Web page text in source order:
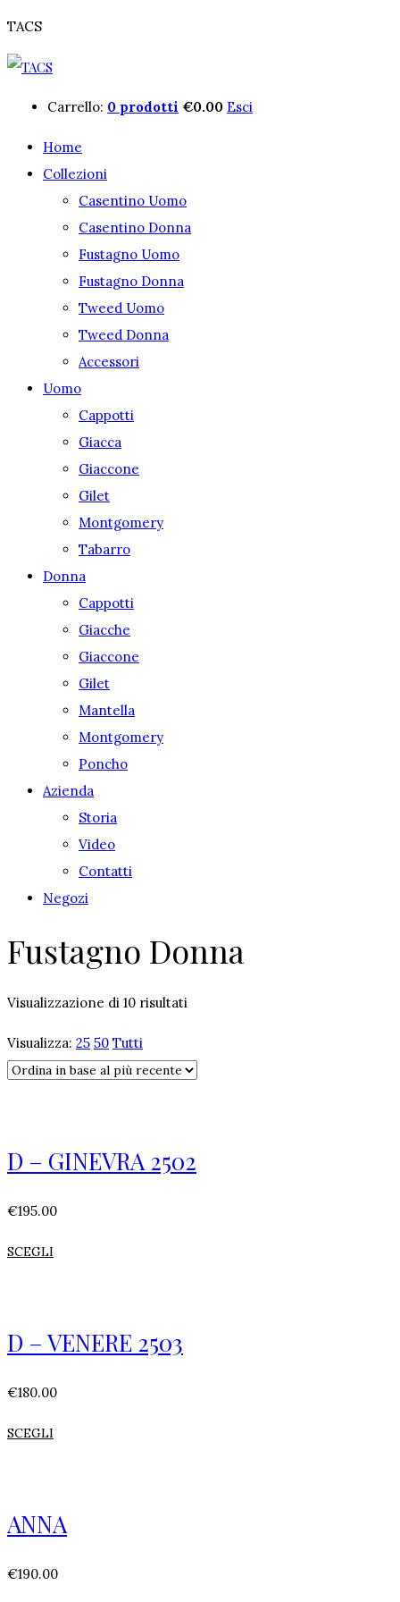
TACS
Carrello: 0 prodotti €0.00 Esci
Home
Collezioni
Casentino Uomo
Casentino Donna
Fustagno Uomo
Fustagno Donna
Tweed Uomo
Tweed Donna
Accessori
Uomo
Cappotti
Giacca
Giaccone
Gilet
Montgomery
Tabarro
Donna
Cappotti
Giacche
Giaccone
Gilet
Mantella
Montgomery
Poncho
Azienda
Storia
Video
Contatti
Negozi
Fustagno Donna
Visualizzazione di 10 risultati
Visualizza: 25 50 Tutti
D – GINEVRA 2502
€195.00
SCEGLI
D – VENERE 2503
€180.00
SCEGLI
ANNA
€190.00